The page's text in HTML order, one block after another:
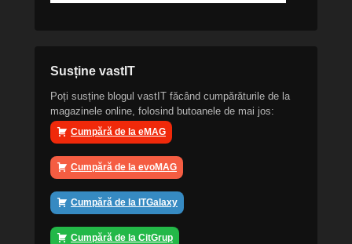
Susține vastIT
Poți susține blogul vastIT făcând cumpărăturile de la
magazinele online, folosind butoanele de mai jos:
Cumpără de la eMAG
Cumpără de la evoMAG
Cumpără de la ITGalaxy
Cumpără de la CitGrup